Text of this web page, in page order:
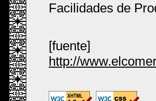
Facilidades de
[fuente]
http://